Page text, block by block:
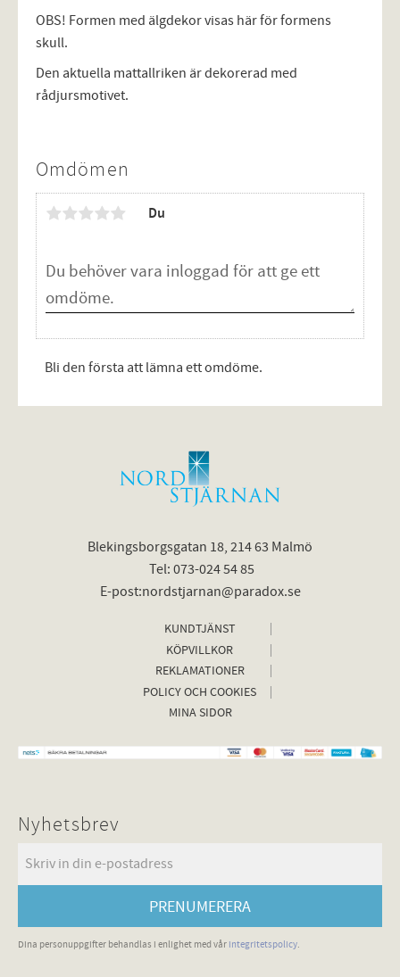
OBS! Formen med älgdekor visas här för formens
skull.
Den aktuella mattallriken är dekorerad med
rådjursmotivet.
Omdömen
Du
Bli den första att lämna ett omdöme.
Blekingsborgsgatan 18, 214 63 Malmö
Tel: 073-024 54 85
E-post:nordstjarnan@paradox.se
KUNDTJÄNST
KÖPVILLKOR
REKLAMATIONER
POLICY OCH COOKIES
MINA SIDOR
Nyhetsbrev
PRENUMERERA
Dina personuppgifter behandlas i enlighet med vår integritetspolicy.